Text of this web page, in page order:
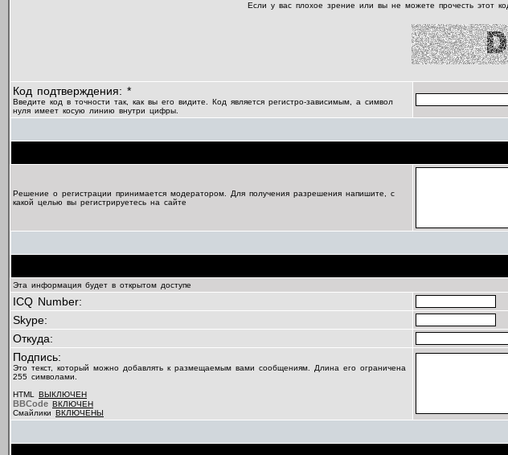
Если у вас плохое зрение или вы не можете прочесть этот
Код подтверждения: *
Введите код в точности так, как вы его видите. Код является регистро-зависимым, а символ
нуля имеет косую линию внутри цифры.
Решение о регистрации принимается модератором. Для получения разрешения напишите, с
какой целью вы регистрируетесь на сайте
Эта информация будет в открытом доступе
ICQ Number:
Skype:
Откуда:
Подпись:
Это текст, который можно добавлять к размещаемым вами сообщениям. Длина его ограничена
255 символами.
HTML ВЫКЛЮЧЕН
BBCode ВКЛЮЧЕН
Смайлики ВКЛЮЧЕНЫ